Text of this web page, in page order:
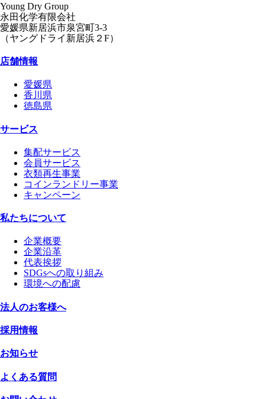
Young Dry Group
永田化学有限会社
愛媛県新居浜市泉宮町3-3
（ヤングドライ新居浜２F）
店舗情報
愛媛県
香川県
徳島県
サービス
集配サービス
会員サービス
衣類再生事業
コインランドリー事業
キャンペーン
私たちについて
企業概要
企業沿革
代表挨拶
SDGsへの取り組み
環境への配慮
法人のお客様へ
採用情報
お知らせ
よくある質問